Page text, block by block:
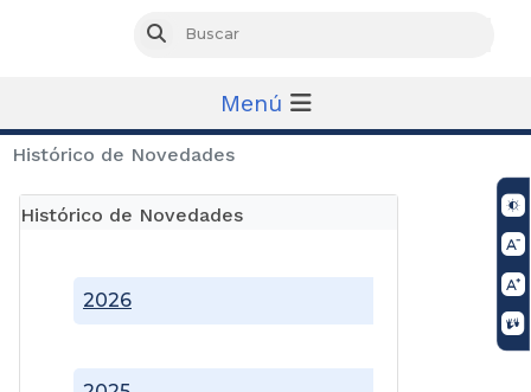
Buscar
Menú
Histórico de Novedades
Histórico de Novedades
2026